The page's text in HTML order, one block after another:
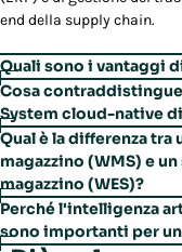
end della supply chain.
Quali sono i vantaggi
Poiché un sistema di
progettato per operare su
locali, offre:
Scalabilità:
grazie all'aumento o
le esigenze in
Cosa
System cloud-native
A differenza della maggior
progettato per essere
la propria logica, le
influire negativamente
Qual è la differenza
magazzino (WMS) e
magazzino (WES)?
Entrambi rappresentano
operazioni di magazzino.
Perché l'intelligenza
sono importanti per un